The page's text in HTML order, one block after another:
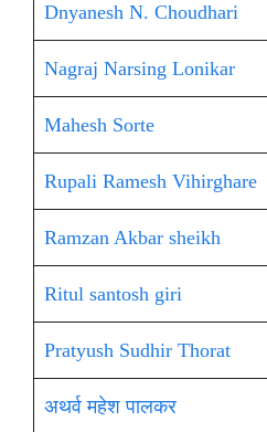
Dnyanesh N. Choudhari
Nagraj Narsing Lonikar
Mahesh Sorte
Rupali Ramesh Vihirghare
Ramzan Akbar sheikh
Ritul santosh giri
Pratyush Sudhir Thorat
अथर्व महेश पालकर